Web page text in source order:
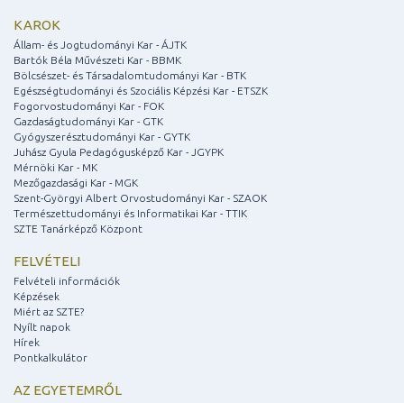
KAROK
Állam- és Jogtudományi Kar - ÁJTK
Bartók Béla Művészeti Kar - BBMK
Bölcsészet- és Társadalomtudományi Kar - BTK
Egészségtudományi és Szociális Képzési Kar - ETSZK
Fogorvostudományi Kar - FOK
Gazdaságtudományi Kar - GTK
Gyógyszerésztudományi Kar - GYTK
Juhász Gyula Pedagógusképző Kar - JGYPK
Mérnöki Kar - MK
Mezőgazdasági Kar - MGK
Szent-Györgyi Albert Orvostudományi Kar - SZAOK
Természettudományi és Informatikai Kar - TTIK
SZTE Tanárképző Központ
FELVÉTELI
Felvételi információk
Képzések
Miért az SZTE?
Nyílt napok
Hírek
Pontkalkulátor
AZ EGYETEMRŐL